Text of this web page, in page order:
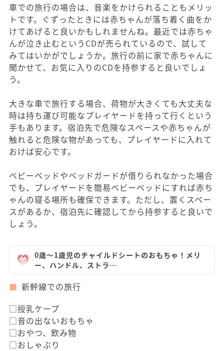
車での旅行の場合は、音楽をかけられることもメリッ
トです。ぐずったときには赤ちゃんが落ち着く曲をか
けてあげると良いかもしれませんね。最近では赤ちゃ
んが泣き止むというCDが売られているので、試して
みてはいかがでしょうか。旅行の前に家で赤ちゃんに
聞かせて、お気に入りのCDを持参すると良いでしょ
う。
大きな車で旅行する場合、荷物が大きくても大丈夫な
時は持ち運び可能なプレイヤードを持って行くという
手もあります。宿泊先で危険なスペースや赤ちゃんが
触れると危険な物があっても、プレイヤードに入れて
おけば安心です。
ベビーベッドやベッドガードが借りられなかった場合
でも、プレイヤードを簡易ベビーベッドにすれば赤ち
ゃんの寝る場所も確保できます。ただし、置くスペー
スがあるか、宿泊先に確認してから持参すると良いで
しょう。
0歳～1歳児のチャイルドシートのおもちゃ！メリ
ー、ハンドル、ストラ…
新幹線での旅行
□授乳ケープ
□音の出ないおもちゃ
□おやつ、飲み物
□おしゃぶり